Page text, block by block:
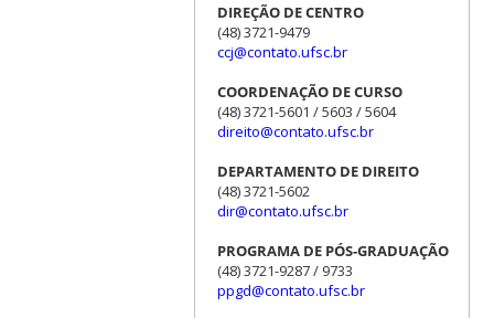
DIREÇÃO DE CENTRO
(48) 3721-9479
ccj@contato.ufsc.br
COORDENAÇÃO DE CURSO
(48) 3721-5601 / 5603 / 5604
direito@contato.ufsc.br
DEPARTAMENTO DE DIREITO
(48) 3721-5602
dir@contato.ufsc.br
PROGRAMA DE PÓS-GRADUAÇÃO
(48) 3721-9287 / 9733
ppgd@contato.ufsc.br